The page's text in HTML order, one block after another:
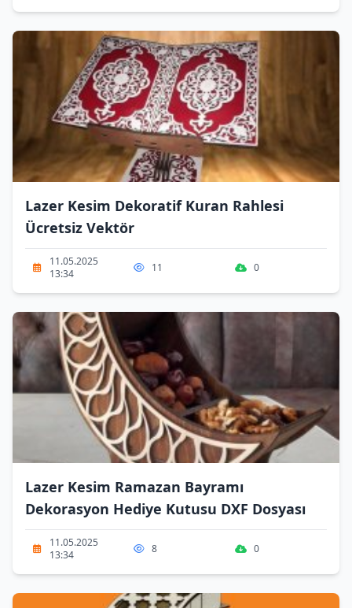
Lazer Kesim Dekoratif Kuran Rahlesi
Ücretsiz Vektör
11.05.2025
13:34
11 0
Lazer Kesim Ramazan Bayramı
Dekorasyon Hediye Kutusu DXF Dosyası
11.05.2025
13:34
8 0